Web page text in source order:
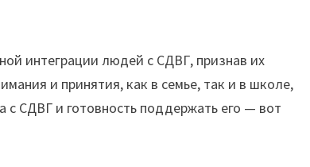
интеграции людей с СДВГ, признав их
и принятия, как в семье, так и в школе,
с СДВГ и готовность поддержать его — вот